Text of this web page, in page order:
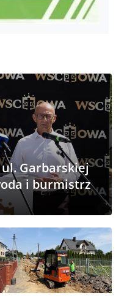
Garbarskiej
i burmistrz